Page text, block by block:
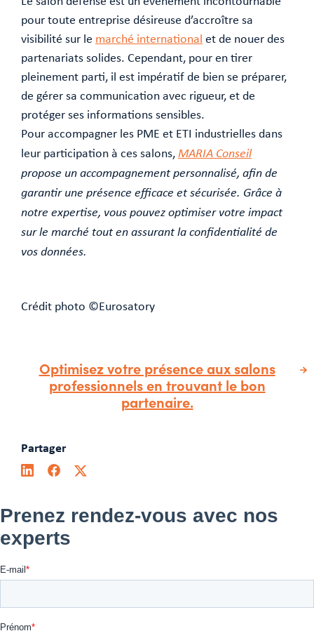
pour toute entreprise désireuse d’accroître sa
visibilité sur le marché international et de nouer des
partenariats solides. Cependant, pour en tirer
pleinement parti, il est impératif de bien se préparer,
de gérer sa communication avec rigueur, et de
protéger ses informations sensibles.
Pour accompagner les PME et ETI industrielles dans
leur participation à ces salons, MARIA Conseil
propose un accompagnement personnalisé, afin de
garantir une présence efficace et sécurisée. Grâce à
notre expertise, vous pouvez optimiser votre impact
sur le marché tout en assurant la confidentialité de
vos données.
Crédit photo ©️Eurosatory
Optimisez votre présence aux salons
professionnels en trouvant le bon
partenaire.
Partager